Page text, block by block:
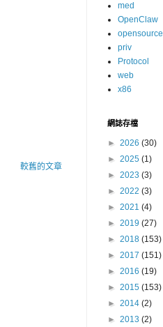
較舊的文章
med
OpenClaw
opensource
priv
Protocol
web
x86
網誌存檔
► 2026 (30)
► 2025 (1)
► 2023 (3)
► 2022 (3)
► 2021 (4)
► 2019 (27)
► 2018 (153)
► 2017 (151)
► 2016 (19)
► 2015 (153)
► 2014 (2)
► 2013 (2)